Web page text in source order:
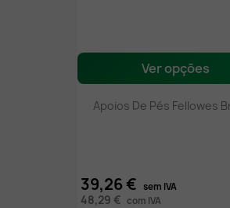
Ver opções
Apoios De Pés Fellowes
39,26 € sem IVA
48,29 € com IVA